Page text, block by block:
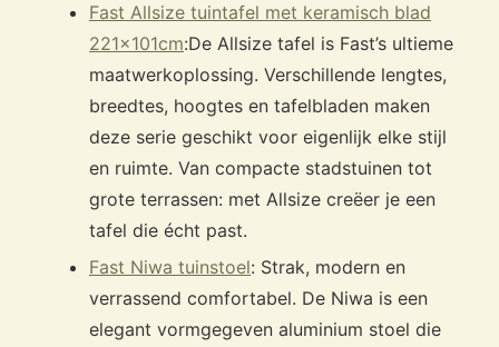
Fast Allsize tuintafel met keramisch blad
221x101cm:De Allsize tafel is Fast’s ultieme
maatwerkoplossing. Verschillende lengtes,
breedtes, hoogtes en tafelbladen maken
deze serie geschikt voor eigenlijk elke stijl
en ruimte. Van compacte stadstuinen tot
grote terrassen: met Allsize creëer je een
tafel die écht past.
Fast Niwa tuinstoel: Strak, modern en
verrassend comfortabel. De Niwa is een
elegant vormgegeven aluminium stoel die